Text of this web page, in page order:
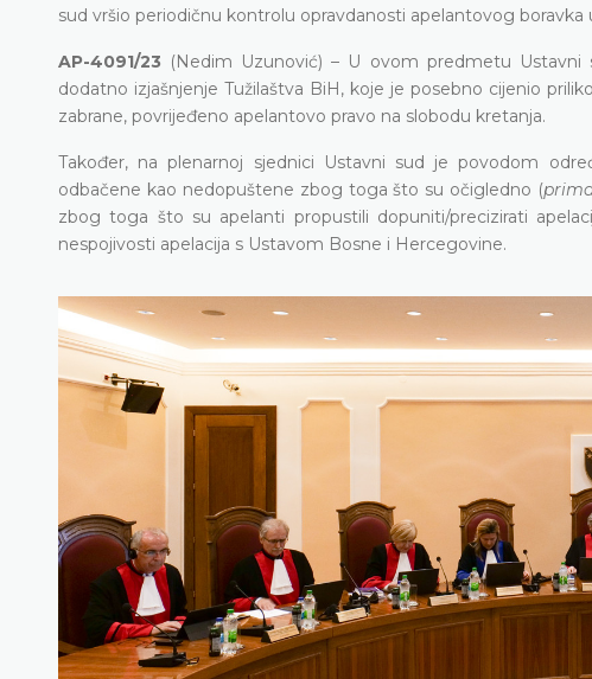
sud vršio periodičnu kontrolu opravdanosti apelantovog boravka
AP-4091/23 (Nedim Uzunović) – U ovom predmetu
dodatno izjašnjenje Tužilaštva BiH, koje je posebno cijenio
zabrane, povrijeđeno apelantovo pravo na slobodu kretanja.
Također, na plenarnoj sjednici Ustavni sud je povodom
odbačene kao nedopuštene zbog toga što su očigledno (
zbog toga što su apelanti propustili dopuniti/precizirati
nespojivosti apelacija s Ustavom Bosne i Hercegovine.